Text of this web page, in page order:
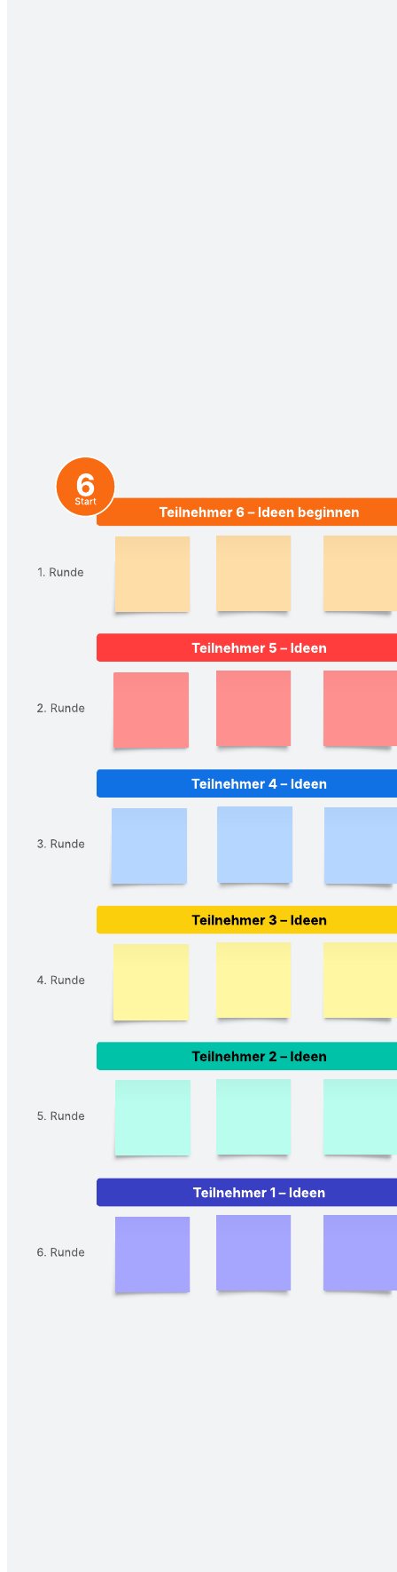
Sie wollen viele Ideen generieren? Versuchen Sie es mit 6-3-5
Brainwriting. Bringen Sie sechs Personen dazu, in fünf Minuten drei
Ideen aufzuschreiben. Wiederholen Sie diesen Prozess sechs mal